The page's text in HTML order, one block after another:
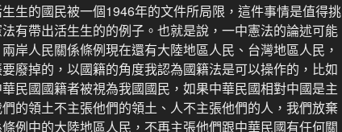
生的國民被一個1946年的文件所局限，這件事情是值得挑
有帶出活生生的的例子。也就是說，一中憲法的論述可能
岸人民關係條例現在還有大陸地區人民、台灣地區人民，
廢掉的，以國籍的角度我認為國籍法是可以操作的，比如
民國國籍者被視為我國國民，如果中華民國相對中國是主
的領土不主張他們的領土、人不主張他們的人，我們放棄
例中的大陸地區人民，不再主張他們跟中華民國有任何關